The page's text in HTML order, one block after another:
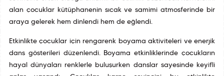
alan çocuklar kütüphanenin sıcak ve samimi atmosferinde bir
araya gelerek hem dinlendi hem de eğlendi.
Etkinlikte çocuklar için rengarenk boyama aktiviteleri ve enerjik
dans gösterileri düzenlendi. Boyama etkinliklerinde çocukların
hayal dünyaları renklerle buluşurken danslar sayesinde keyifli